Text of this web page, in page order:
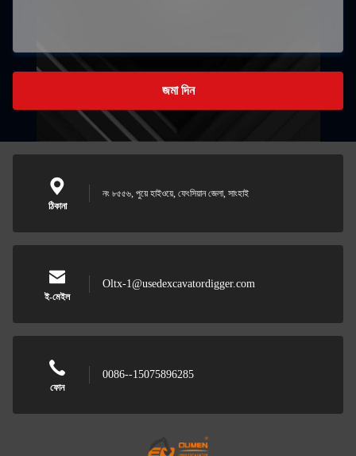
জমা দিন
ঠিকানা
নং ৮৫৫৬, পুয়ে হাইওয়ে, ফেংসিয়ান জেলা, সাংহাই
ই-মেইল
Oltx-1@usedexcavatordigger.com
ফোন
0086--15075896285